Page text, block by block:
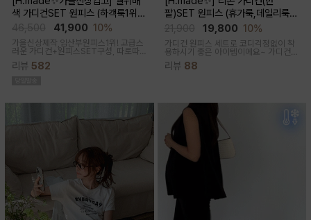
색 가디건SET 원피스 (하객룩1위/
고급미/가디건SET/임산부,출산후,
누구나예쁜핏)
41,900 10%
가을신상제작,임산부원피스1위! 고급스
러운 가디건+원피스SET구성, 따로따
리뷰 582
팔)SET 원피스 (휴가룩,데일리룩/
체형완벽커버/임산부,출산후 누구나
OK)
19,800 10%
가디건 원피스 세트로 코디걱정없이 착
용하시기 좋은 아이템이에요~ 가디건
배색라인과 리본매듭으로 포인트를 줘
꾸안꾸룩으로 활용하기 좋아요
리뷰 88